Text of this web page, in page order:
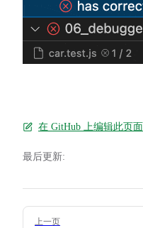
在 GitHub 上编辑此页面
最后更新:
Pager
上一页